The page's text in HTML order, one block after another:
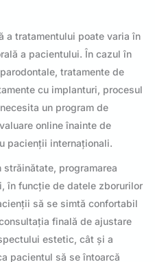
a tratamentului poate varia în
a pacientului. În cazul în
tratamente de
cu implanturi, procesul
un program de
online înainte de
pacienții internaționali.
programarea
în funcție de datele zborurilor
să se simtă confortabil
finală de ajustare
estetic, cât și a
pacientul să se întoarcă